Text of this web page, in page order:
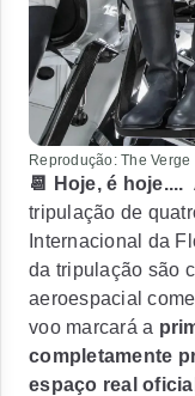
Reprodução: The Verge
📆 Hoje, é hoje....
tripulação de
Internacional da
da tripulação são
aeroespacial
voo marcará a
completamente
espaço real oficial